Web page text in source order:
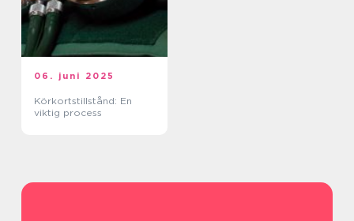
06. juni 2025
Körkortstillstånd: En
viktig process